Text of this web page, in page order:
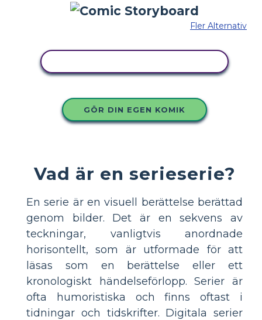
Fler Alternativ
GÖR DIN EGEN KOMIK
Vad är en serieserie?
En serie är en visuell berättelse berättad
genom bilder. Det är en sekvens av
teckningar, vanligtvis anordnade
horisontellt, som är utformade för att
läsas som en berättelse eller ett
kronologiskt händelseförlopp. Serier är
ofta humoristiska och finns oftast i
tidningar och tidskrifter. Digitala serier